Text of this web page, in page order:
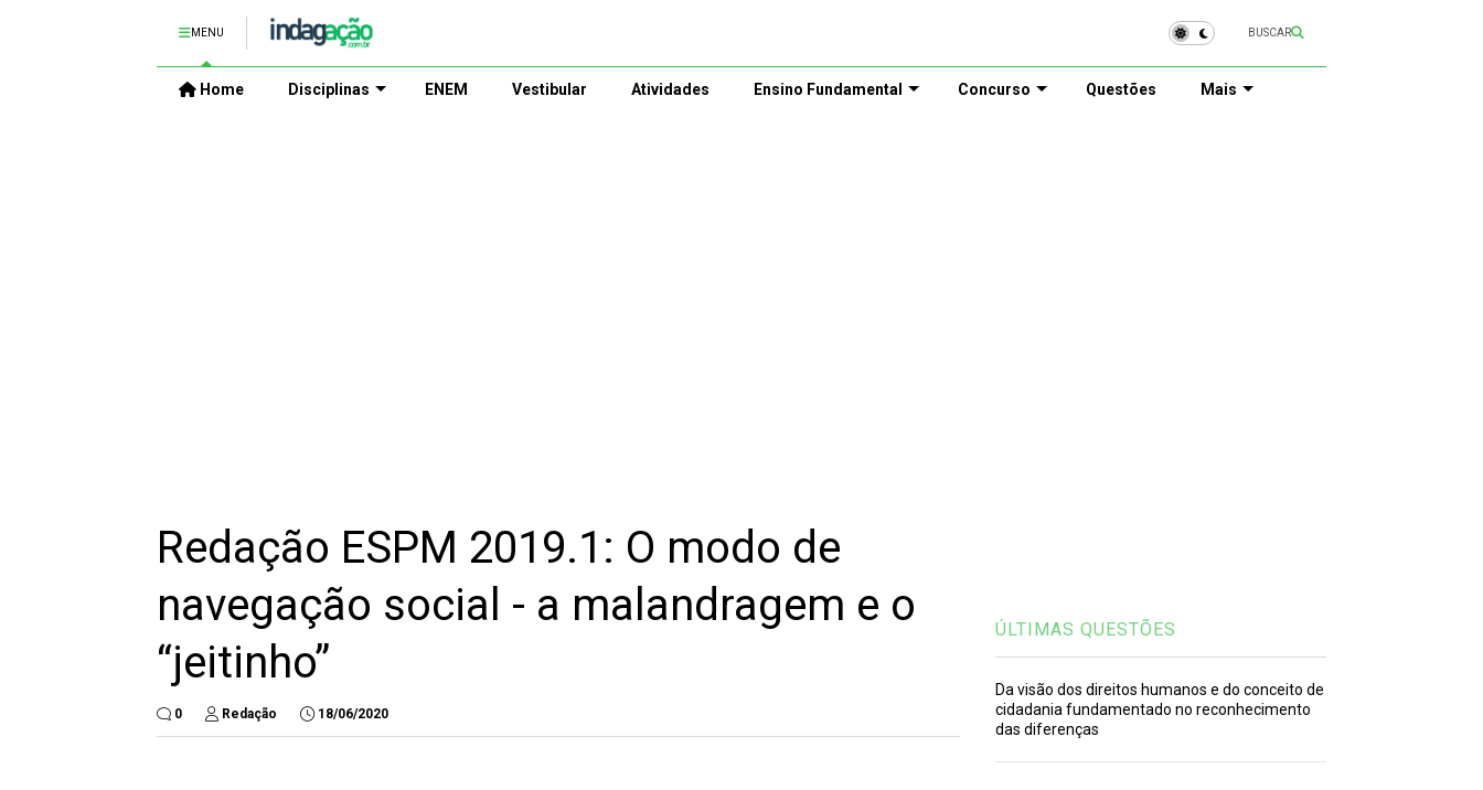
MENU BUSCAR
Home Disciplinas ENEM Vestibular Atividades Ensino Fundamental Concurso Questões Mais
Redação ESPM 2019.1: O modo de
navegação social - a malandragem e o
“jeitinho”
0 Redação 18/06/2020
ÚLTIMAS QUESTÕES
Da visão dos direitos humanos e do conceito de
cidadania fundamentado no reconhecimento
das diferenças